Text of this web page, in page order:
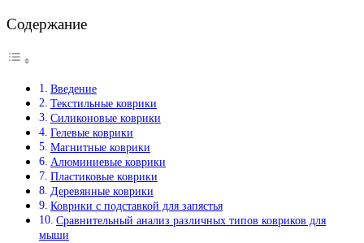
Содержание
Введение
Текстильные коврики
Силиконовые коврики
Гелевые коврики
Магнитные коврики
Алюминиевые коврики
Пластиковые коврики
Деревянные коврики
Коврики с подставкой для запястья
Сравнительный анализ различных типов ковриков для
мыши